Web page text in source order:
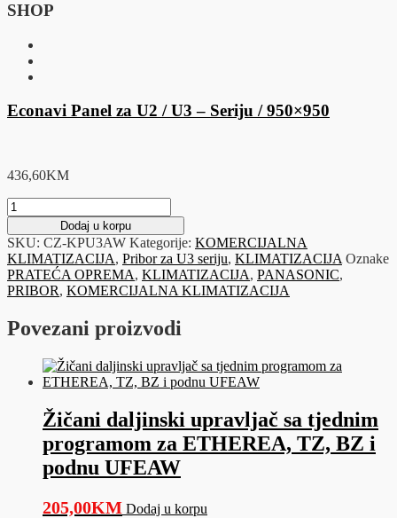
SHOP
Econavi Panel za U2 / U3 – Seriju / 950×950
436,60KM
Econavi
Panel
za
U2
/
U3
-
/
količina
Dodaj u korpu
SKU: CZ-KPU3AW Kategorije: KOMERCIJALNA
KLIMATIZACIJA, Pribor za U3 seriju, KLIMATIZACIJA Oznake
PRATEĆA OPREMA, KLIMATIZACIJA, PANASONIC,
PRIBOR, KOMERCIJALNA KLIMATIZACIJA
Povezani proizvodi
Žičani daljinski upravljač sa tjednim
programom za ETHEREA, TZ, BZ i
podnu UFEAW
205,00KM Dodaj u korpu